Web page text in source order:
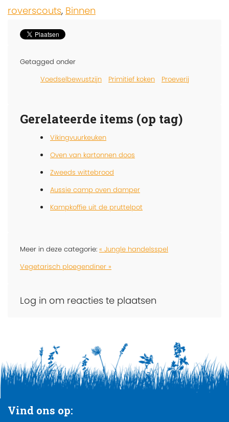
roverscouts, Binnen
Getagged onder
Voedselbewustzijn
Primitief koken Proeverij
Gerelateerde items (op tag)
Vikingvuurkeuken
Oven van kartonnen doos
Zweeds wittebrood
Aussie camp oven damper
Kampkoffie uit de pruttelpot
Meer in deze categorie: « Jungle handelsspel
Vegetarisch ploegendiner »
Log in om reacties te plaatsen
Vind ons op: